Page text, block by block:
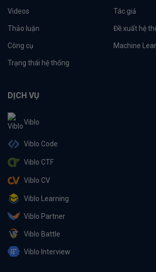
Videos Tác giả
Thảo luận Đề xuất hệ
Công cụ Machine
Trạng thái hệ thống
DỊCH VỤ
Viblo
Viblo Code
Viblo CTF
Viblo CV
Viblo Learning
Viblo Partner
Viblo Battle
Viblo Interview